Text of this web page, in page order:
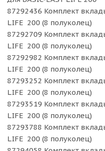
87292436 Комплект
LIFE 200 (8 полуколец)
87292709 Комплект
LIFE 200 (8 полуколец)
87292982 Комплект
LIFE 200 (8 полуколец)
87293252 Комплект
LIFE 200 (8 полуколец)
87293519 Комплект
LIFE 200 (8 полуколец)
87293788 Комплект
LIFE 200 (8 полуколец)